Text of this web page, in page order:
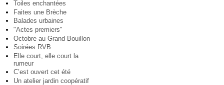
Toiles enchantées
Faites une Brèche
Balades urbaines
"Actes premiers"
Octobre au Grand Bouillon
Soirées RVB
Elle court, elle court la
rumeur
C’est ouvert cet été
Un atelier jardin coopératif